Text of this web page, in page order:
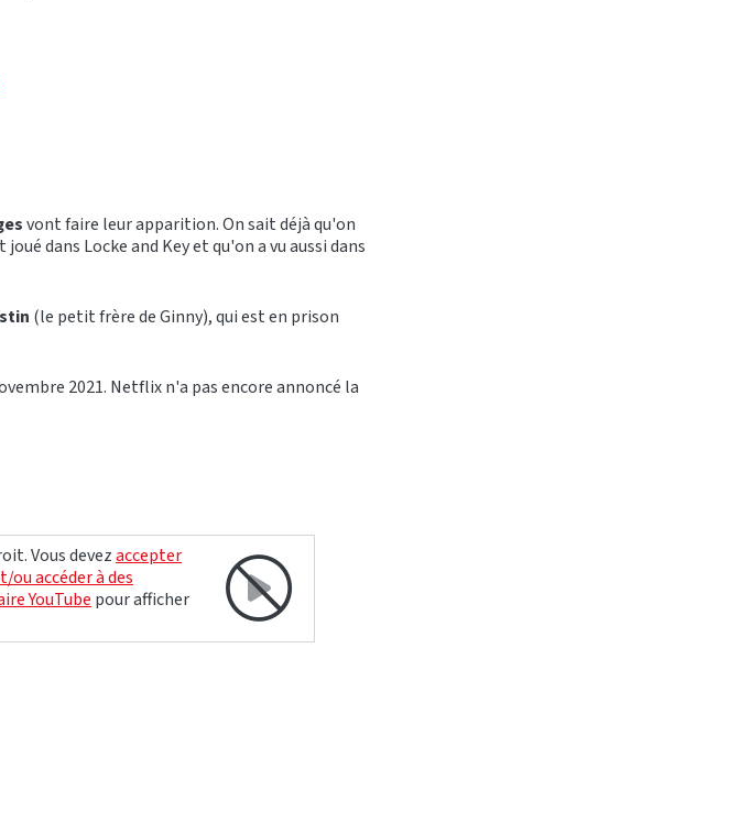
vont faire leur apparition. On sait déjà qu'on
dans Locke and Key et qu'on a vu aussi dans
(le petit frère de Ginny), qui est en prison
2021. Netflix n'a pas encore annoncé la
Vous devezaccepter
accéder à des
YouTube pour afficher